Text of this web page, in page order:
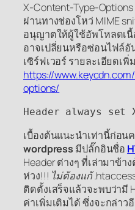
X-Content-Type-
ผ่านทางช่องโหว่ MIME
อนุญาตให้ผู้ใช้อัพโหลดเนื้
อาจเปลี่ยนหรือซ่อนไฟล์
เซิร์ฟเวอร์ รายละเอียดเพิ่
https://
options/
Header always set
เบื้องต้นแนะนำเท่านี้ก่อน
wordpress มีปลั๊กอินชื่อ
Header ต่างๆ ที่เล่ามาข้า
ห่วง!!! ไม่ต้องแก้
ติดตั้งเสร็จแล้วจะพบว่ามี
ค่าเพิ่มเติมได้ ซึ่งจะกล่าว